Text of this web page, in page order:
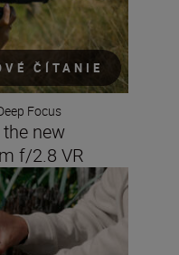
ČÍTANIE
Focus
new
f/2.8 VR
Z DX MC 35mm f/1.7